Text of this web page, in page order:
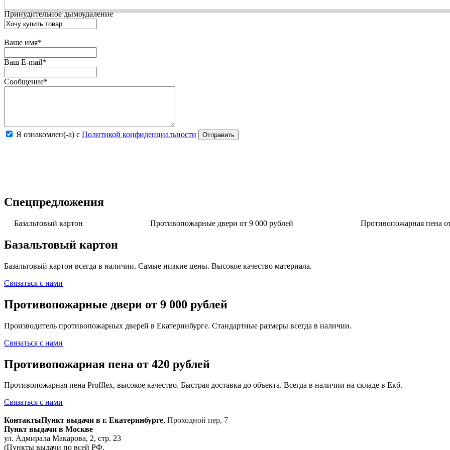
Принудительное дымоудаление
Ваше имя*
Ваш E-mail*
Сообщение*
Я ознакомлен(-а) с Политикой конфиденциальности
Спецпредложения
Базальтовый картон Противопожарные двери от 9 000 рублей Противопожарная пена
Базальтовый картон
Базальтовый картон всегда в наличии. Самые низкие цены. Высокое качество материала.
Связаться с нами
Противопожарные двери от 9 000 рублей
Производитель противопожарных дверей в Екатеринбурге. Стандартные размеры всегда в наличии.
Связаться с нами
Противопожарная пена от 420 рублей
Противопожарная пена Profflex, высокое качество. Быстрая доставка до объекта. Всегда в наличии на складе в Екб.
Связаться с нами
КонтактыПункт выдачи в г. Екатеринбурге, Проходной пер, 7
Пункт выдачи в Москве
ул. Адмирала Макарова, 2, стр. 23
(Пункты выдачи по всей РФ,